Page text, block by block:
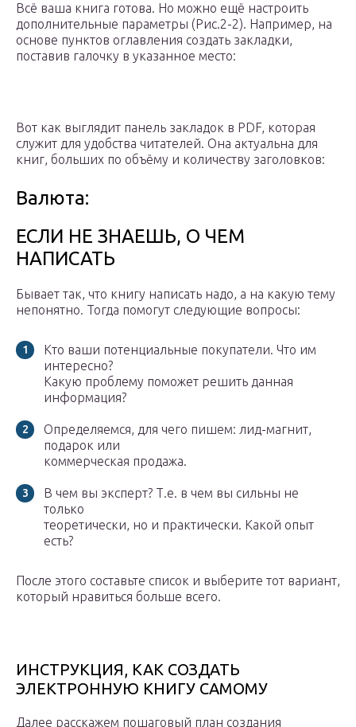
Всё ваша книга готова. Но можно ещё настроить
дополнительные параметры (Рис.2-2). Например, на
основе пунктов оглавления создать закладки,
поставив галочку в указанное место:
Вот как выглядит панель закладок в PDF, которая
служит для удобства читателей. Она актуальна для
книг, больших по объёму и количеству заголовков:
Валюта:
ЕСЛИ НЕ ЗНАЕШЬ, О ЧЕМ
НАПИСАТЬ
Бывает так, что книгу написать надо, а на какую тему
непонятно. Тогда помогут следующие вопросы:
Кто ваши потенциальные покупатели. Что им
интересно?
Какую проблему поможет решить данная
информация?
Определяемся, для чего пишем: лид-магнит,
подарок или
коммерческая продажа.
В чем вы эксперт? Т.е. в чем вы сильны не
только
теоретически, но и практически. Какой опыт
есть?
После этого составьте список и выберите тот вариант,
который нравиться больше всего.
ИНСТРУКЦИЯ, КАК СОЗДАТЬ
ЭЛЕКТРОННУЮ КНИГУ САМОМУ
Далее расскажем пошаговый план создания